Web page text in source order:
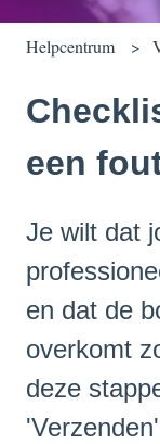
Helpcentrum
een
Je wilt dat
en dat de
overkomt
deze